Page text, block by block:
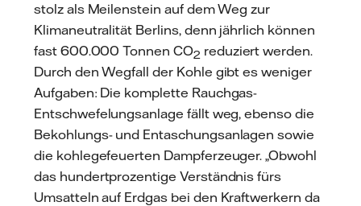
stolz als Meilenstein auf dem Weg zur
Klimaneutralität Berlins, denn jährlich können
fast 600.000 Tonnen CO2 reduziert werden.
Durch den Wegfall der Kohle gibt es weniger
Aufgaben: Die komplette Rauchgas-
Entschwefelungsanlage fällt weg, ebenso die
Bekohlungs- und Entaschungsanlagen sowie
die kohlegefeuerten Dampferzeuger. „Obwohl
das hundertprozentige Verständnis fürs
Umsatteln auf Erdgas bei den Kraftwerkern da